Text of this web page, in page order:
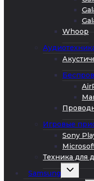
Whoop
Игровые
Sony
Техника для
Samsung
Развернуть